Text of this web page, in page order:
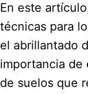
En este
técnicas para
el abrillantado
importancia de
de suelos que